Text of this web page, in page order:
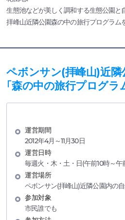
生態池などが美しく調和する生態公園と
拝峰山近隣公園森の中の旅行プログラム
ペボンサン(拝峰山)近隣
「森の中の旅行プログラ
運営期間
2012年4月～11月30日
運営日時
毎週火・木・土・日(午前10時～午
運営場所
ペボンサン(拝峰山)近隣公園内の
参加対象
市民誰でも